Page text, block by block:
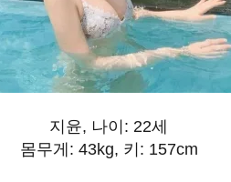
지윤, 나이: 22세
몸무게: 43kg, 키: 157cm